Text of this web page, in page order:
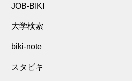
JOB-BIKI
大学検索
biki-note
スタビキ